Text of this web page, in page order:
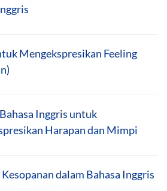
Mengekspresikan Feeling
Inggris untuk
Harapan dan Mimpi
dalam Bahasa Inggris